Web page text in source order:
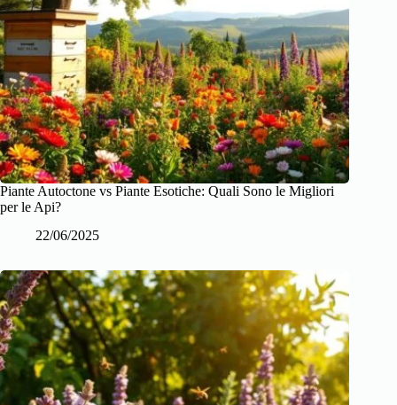
Piante Autoctone vs Piante Esotiche: Quali Sono le Migliori
per le Api?
22/06/2025